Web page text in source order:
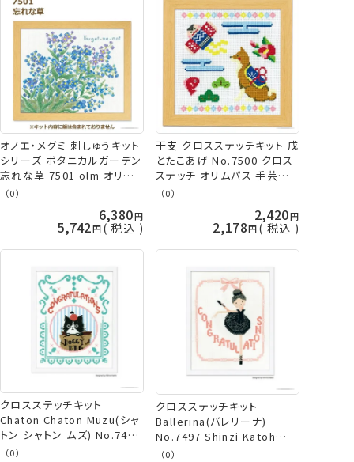
オノエ・メグミ 刺しゅうキット
シリーズ ボタニカルガーデン
忘れな草 7501 olm オリム
パス 手芸の山久
（0）
6,380
5,742 税込
干支 クロスステッチキット 戌
とたこあげ No.7500 クロス
ステッチ オリムパス 手芸の
山久
（0）
2,420
2,178 税込
クロスステッチキット
Chaton Chaton Muzu(シャ
トン シャトン ムズ) No.7499
Shinzi Katoh Handicraft
（0）
クロスステッチキット
Ballerina(バレリーナ)
No.7497 Shinzi Katoh
Handicraftシリーズ オリム
（0）